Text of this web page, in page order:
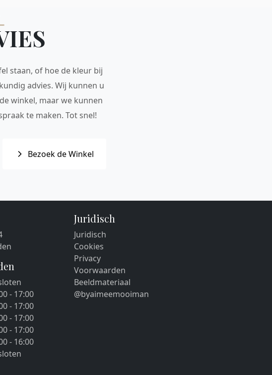
staan, of hoe de kleur bij
advies. Wij kunnen u
winkel, maar we kunnen
te maken. Tot snel!
Bezoek de Winkel
- 17:00
- 17:00
- 17:00
- 17:00
- 16:00
Juridisch
Juridisch
Cookies
Privacy
Voorwaarden
Beeldmateriaal
@byaimeemooiman